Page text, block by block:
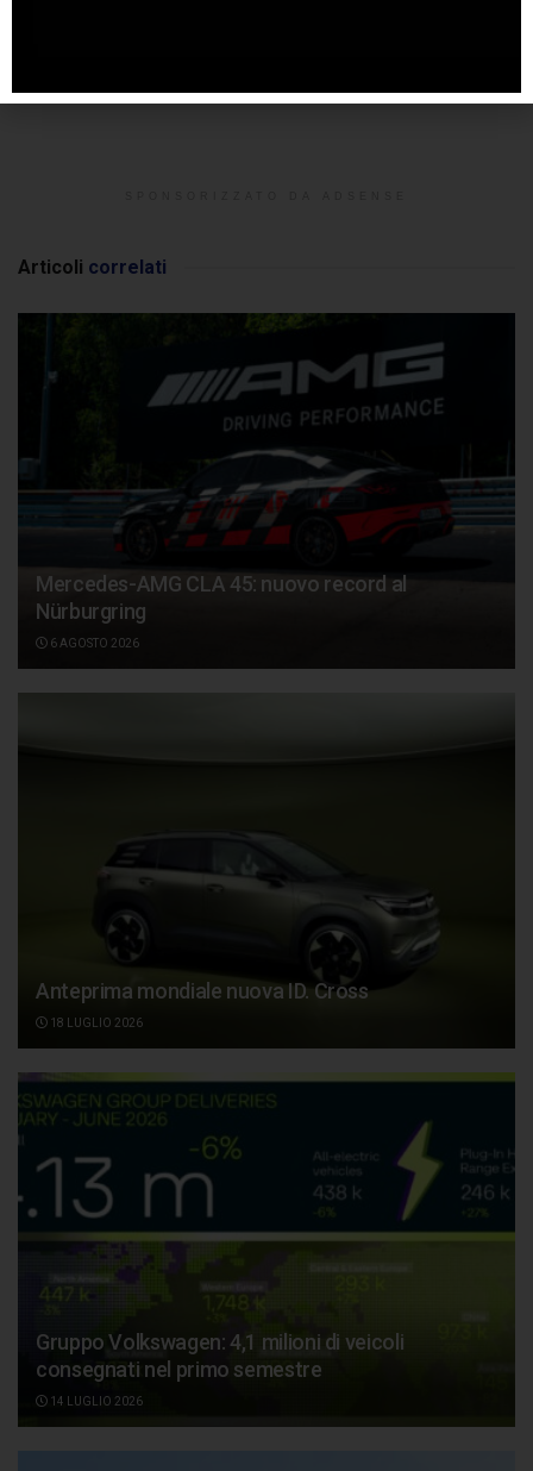
Articoli correlati
Mercedes-AMG CLA 45: nuovo record al
Nürburgring
6 AGOSTO 2026
Anteprima mondiale nuova ID. Cross
18 LUGLIO 2026
Gruppo Volkswagen: 4,1 milioni di veicoli
consegnati nel primo semestre
14 LUGLIO 2026